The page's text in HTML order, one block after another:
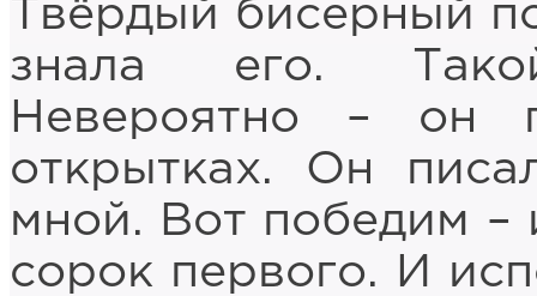
Твёрдый бисерный
знала его.
Невероятно – он
открытках. Он
мной. Вот победим –
сорок первого. И